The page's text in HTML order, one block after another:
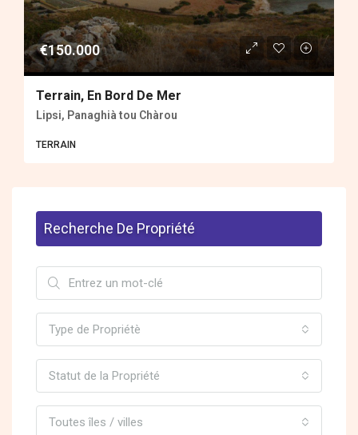
€150.000
Terrain, En Bord De Mer
Lipsi, Panaghià tou Chàrou
ΤERRAIN
Recherche De Propriété
Type de Propriétè
Statut de la Propriété
Toutes îles / villes